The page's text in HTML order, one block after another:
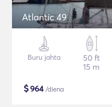
Atlantic 49
Buru jahta
50 ft
15 m
$964/diena